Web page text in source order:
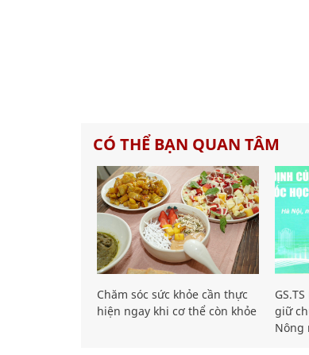
CÓ THỂ BẠN QUAN TÂM
Chăm sóc sức khỏe cần thực
hiện ngay khi cơ thể còn khỏe
giữ
Nông